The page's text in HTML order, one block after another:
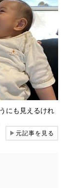
にも見えるけれ
▶元記事を見る